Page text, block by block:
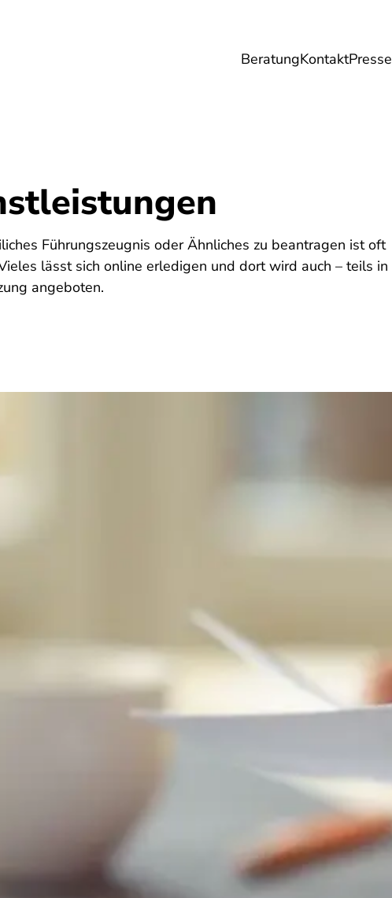
BeratungKontaktPresse
Energie Reise
Führungszeugnis oder Ähnliches zu beantragen ist oft
lässt sich online erledigen und dort wird auch – teils in
angeboten.